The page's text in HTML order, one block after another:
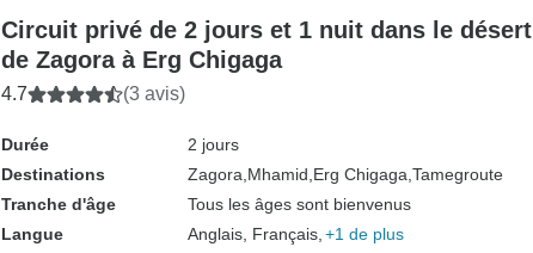
Circuit privé de 2 jours et 1 nuit dans le désert
de Zagora à Erg Chigaga
4.7 (3 avis)
Durée
2 jours
Destinations
Zagora, Mhamid, Erg Chigaga, Tamegroute
Tranche d'âge
Tous les âges sont bienvenus
Langue
Anglais, Français, +1 de plus